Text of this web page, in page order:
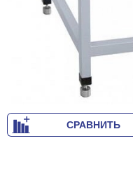
СРАВНИТЬ